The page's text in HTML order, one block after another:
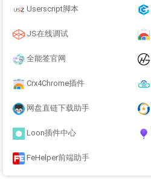
Userscript脚本
JS在线调试
全能签官网
Crx4Chrome插件
网盘直链下载助手
Loon插件中心
FeHelper前端助手